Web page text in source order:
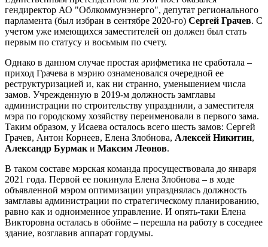
гендиректор АО "Облкоммунэнерго", депутат регионального
парламента (был избран в сентябре 2020-го) Сергей Грачев. С
учетом уже имеющихся заместителей он должен был стать
первым по статусу и восьмым по счету.
Однако в данном случае простая арифметика не сработала –
приход Грачева в мэрию ознаменовался очередной ее
реструктуризацией и, как ни странно, уменьшением числа
замов. Учрежденную в 2019-м должность замглавы
администрации по строительству упразднили, а заместителя
мэра по городскому хозяйству переименовали в первого зама.
Таким образом, у Исаева осталось всего шесть замов: Сергей
Грачев, Антон Корнеев, Елена Злобнова, Алексей Никитин,
Александр Бурмак и Максим Леонов.
В таком составе мэрская команда просуществовала до января
2021 года. Первой ее покинула Елена Злобнова – в ходе
объявленной мэром оптимизации упразднялась должность
замглавы администрации по стратегическому планированию,
равно как и одноименное управление. И опять-таки Елена
Викторовна осталась в обойме – перешла на работу в соседнее
здание, возглавив аппарат гордумы.